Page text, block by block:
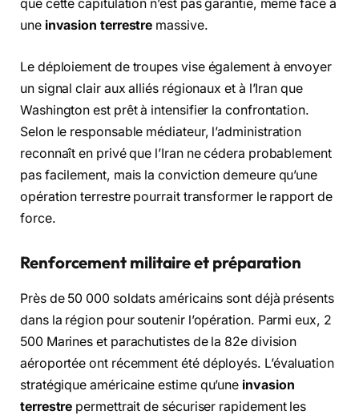
que cette capitulation n’est pas garantie, même face à
une invasion terrestre massive.
Le déploiement de troupes vise également à envoyer
un signal clair aux alliés régionaux et à l’Iran que
Washington est prêt à intensifier la confrontation.
Selon le responsable médiateur, l’administration
reconnaît en privé que l’Iran ne cédera probablement
pas facilement, mais la conviction demeure qu’une
opération terrestre pourrait transformer le rapport de
force.
Renforcement militaire et préparation
Près de 50 000 soldats américains sont déjà présents
dans la région pour soutenir l’opération. Parmi eux, 2
500 Marines et parachutistes de la 82e division
aéroportée ont récemment été déployés. L’évaluation
stratégique américaine estime qu’une invasion
terrestre permettrait de sécuriser rapidement les